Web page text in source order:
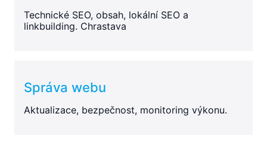
Technické SEO, obsah, lokální SEO a
linkbuilding. Chrastava
Správa webu
Aktualizace, bezpečnost, monitoring výkonu.